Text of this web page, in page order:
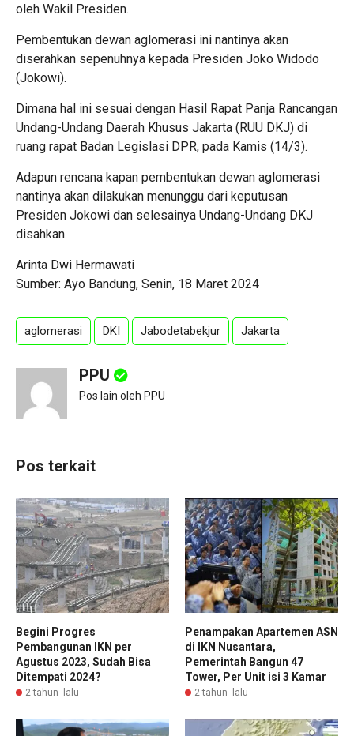
oleh Wakil Presiden.
Pembentukan dewan aglomerasi ini nantinya akan
diserahkan sepenuhnya kepada Presiden Joko Widodo
(Jokowi).
Dimana hal ini sesuai dengan Hasil Rapat Panja Rancangan
Undang-Undang Daerah Khusus Jakarta (RUU DKJ) di
ruang rapat Badan Legislasi DPR, pada Kamis (14/3).
Adapun rencana kapan pembentukan dewan aglomerasi
nantinya akan dilakukan menunggu dari keputusan
Presiden Jokowi dan selesainya Undang-Undang DKJ
disahkan.
Arinta Dwi Hermawati
Sumber: Ayo Bandung, Senin, 18 Maret 2024
aglomerasi DKI Jabodetabekjur Jakarta
PPU
Pos lain oleh PPU
Pos terkait
Begini Progres
Pembangunan IKN per
Agustus 2023, Sudah Bisa
Ditempati 2024?
2 tahun lalu
Penampakan Apartemen ASN
di IKN Nusantara,
Pemerintah Bangun 47
Tower, Per Unit isi 3 Kamar
2 tahun lalu